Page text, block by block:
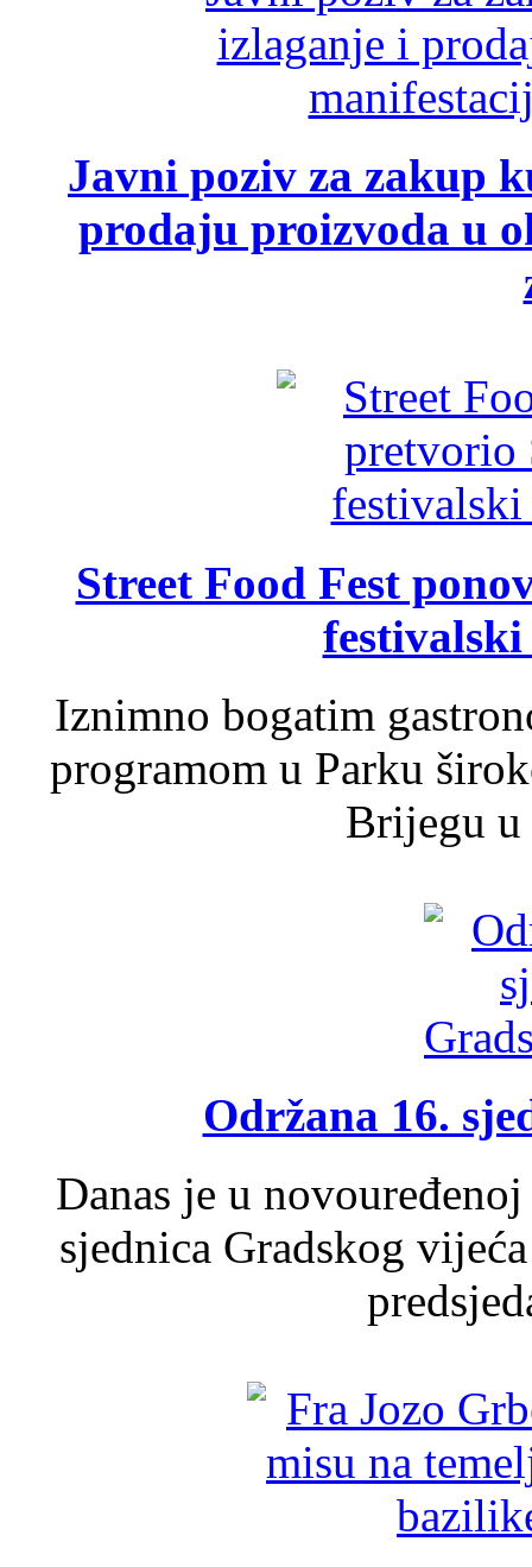
Javni poziv za zakup
prodaju proizvoda u
Street Food Fest
Iznimno bogatim
programom u Parku
Brijegu u
Održana 16.
Danas je u
sjednica Gradskog